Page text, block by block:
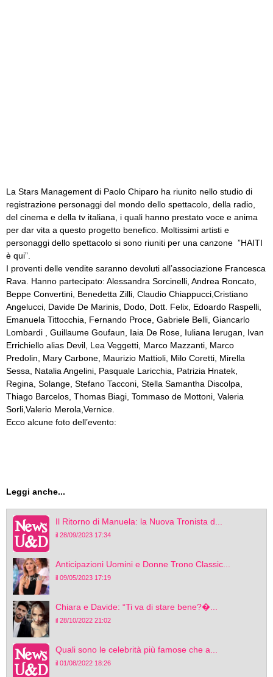
La Stars Management di Paolo Chiparo ha riunito nello studio di
registrazione personaggi del mondo dello spettacolo, della radio,
del cinema e della tv italiana, i quali hanno prestato voce e anima
per dar vita a questo progetto benefico. Moltissimi artisti e
personaggi dello spettacolo si sono riuniti per una canzone ”HAITI
è qui”.
I proventi delle vendite saranno devoluti all’associazione Francesca
Rava. Hanno partecipato: Alessandra Sorcinelli, Andrea Roncato,
Beppe Convertini, Benedetta Zilli, Claudio Chiappucci,Cristiano
Angelucci, Davide De Marinis, Dodo, Dott. Felix, Edoardo Raspelli,
Emanuela Tittocchia, Fernando Proce, Gabriele Belli, Giancarlo
Lombardi , Guillaume Goufaun, Iaia De Rose, Iuliana Ierugan, Ivan
Errichiello alias Devil, Lea Veggetti, Marco Mazzanti, Marco
Predolin, Mary Carbone, Maurizio Mattioli, Milo Coretti, Mirella
Sessa, Natalia Angelini, Pasquale Laricchia, Patrizia Hnatek,
Regina, Solange, Stefano Tacconi, Stella Samantha Discolpa,
Thiago Barcelos, Thomas Biagi, Tommaso de Mottoni, Valeria
Sorli,Valerio Merola,Vernice.
Ecco alcune foto dell’evento:
Leggi anche...
Il Ritorno di Manuela: la Nuova Tronista d...
il 28/09/2023 17:34
Anticipazioni Uomini e Donne Trono Classic...
il 09/05/2023 17:19
Chiara e Davide: “Ti va di stare bene?�...
il 28/10/2022 21:02
Quali sono le celebrità più famose che a...
il 01/08/2022 18:26